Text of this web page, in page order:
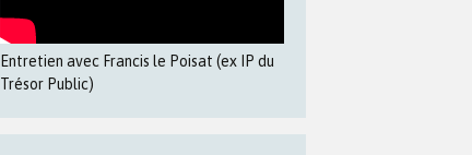
Entretien avec Francis le Poisat (ex IP du
Trésor Public)